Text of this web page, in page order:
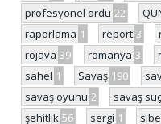
profesyonel ordu 22
raporlama 1 report 3
rojava 39 romanya 3
sahel 1 Savaş 190
savaş oyunu 2 savaş
şehitlik 56 sergi 1